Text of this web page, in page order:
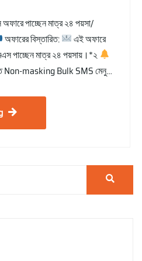
পাচ্ছেন মাত্র ২৪ পয়সা/
অফারের বিস্তারিত:
এই অফারে
পাচ্ছেন মাত্র ২৪ পয়সায়।*২
Non-masking Bulk SMS মেনু…